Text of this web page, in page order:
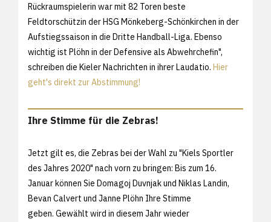
Rückraumspielerin war mit 82 Toren beste
Feldtorschützin der HSG Mönkeberg-Schönkirchen in der
Aufstiegssaison in die Dritte Handball-Liga. Ebenso
wichtig ist Plöhn in der Defensive als Abwehrchefin",
schreiben die Kieler Nachrichten in ihrer Laudatio. Hier
geht's direkt zur Abstimmung!
Ihre Stimme für die Zebras!
Jetzt gilt es, die Zebras bei der Wahl zu "Kiels Sportler
des Jahres 2020" nach vorn zu bringen: Bis zum 16.
Januar können Sie Domagoj Duvnjak und Niklas Landin,
Bevan Calvert und Janne Plöhn Ihre Stimme
geben. Gewählt wird in diesem Jahr wieder